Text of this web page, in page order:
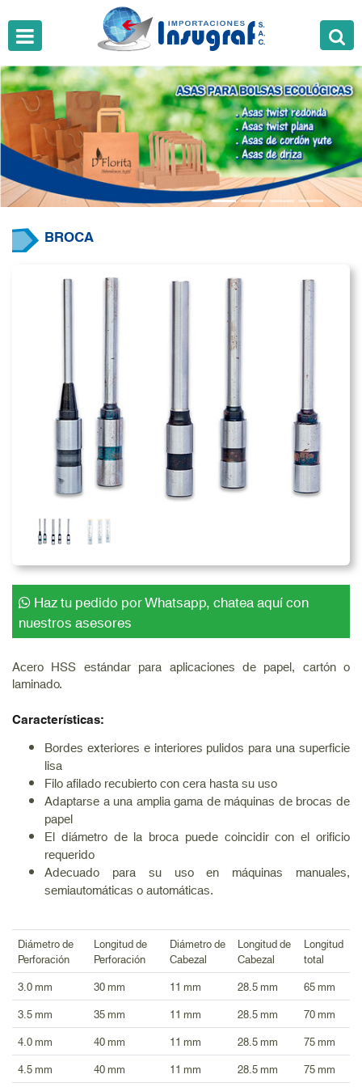
BROCA
Haz tu pedido por Whatsapp, chatea aquí con
nuestros asesores
Acero HSS estándar para aplicaciones de papel, cartón o
laminado.
Características:
Bordes exteriores e interiores pulidos para una superficie
lisa
Filo afilado recubierto con cera hasta su uso
Adaptarse a una amplia gama de máquinas de brocas de
papel
El diámetro de la broca puede coincidir con el orificio
requerido
Adecuado para su uso en máquinas manuales,
semiautomáticas o automáticas.
Diámetro de
Perforación
Longitud de
Perforación
Diámetro de
Cabezal
Longitud de
Cabezal
Longitud
total
3.0 mm
30 mm 11 mm 28.5 mm
65 mm
3.5 mm
35 mm 11 mm 28.5 mm
70 mm
4.0 mm
40 mm 11 mm 28.5 mm
75 mm
4.5 mm
40 mm 11 mm 28.5 mm 75 mm